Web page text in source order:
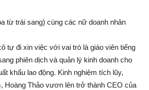
từ trái sang) cùng các nữ doanh nhân
tự đi xin việc với vai trò là giáo viên tiếng
phiên dịc‌h và quản lý kinh doanh cho
khẩu lao động. Kinh nghiệm tích lũy,
Hoàng Thảo vươn lên trở thành CEO của